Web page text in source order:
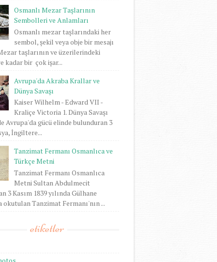
Osmanlı Mezar Taşlarının
Sembolleri ve Anlamları
Osmanlı mezar taşlarındaki her
sembol, şekil veya obje bir mesajı
taşlarının ve üzerilerindeki
kadar bir çok işar...
Avrupa'da Akraba Krallar ve
Dünya Savaşı
Kaiser Wilhelm - Edward VII -
Kraliçe Victoria 1. Dünya Savaşı
Avrupa'da gücü elinde bulunduran 3
İngiltere...
Tanzimat Fermanı Osmanlıca ve
Türkçe Metni
Tanzimat Fermanı Osmanlıca
Metni Sultan Abdulmecit
3 Kasım 1839 yılında Gülhane
okutulan Tanzimat Fermanı'nın ...
etiketler